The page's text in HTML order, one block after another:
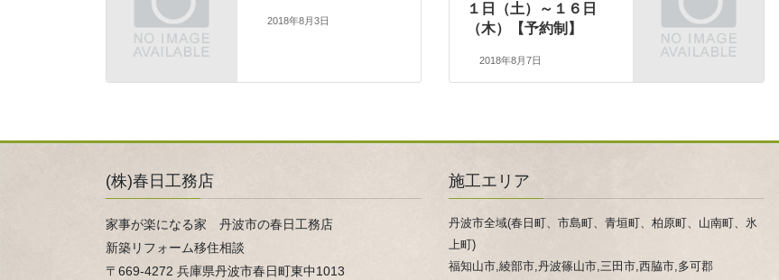
2018年8月3日
１日（土）～１６日
（木）【予約制】
2018年8月7日
(株)春日工務店
家事が楽になる家 丹波市の春日工務店
新築リフォーム移住相談
〒669-4272 兵庫県丹波市春日町東中1013
施工エリア
丹波市全域(春日町、市島町、青垣町、柏原町、山南町、氷
上町)
福知山市,綾部市,丹波篠山市,三田市,西脇市,多可郡